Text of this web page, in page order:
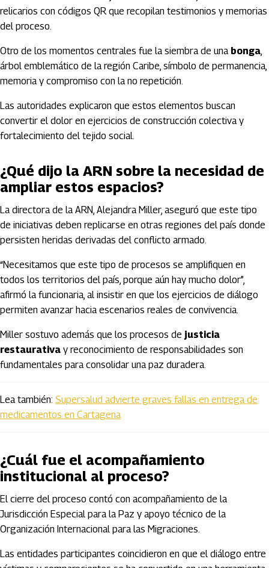
relicarios con códigos QR que recopilan testimonios y memorias
del proceso.
Otro de los momentos centrales fue la siembra de una bonga,
árbol emblemático de la región Caribe, símbolo de permanencia,
memoria y compromiso con la no repetición.
Las autoridades explicaron que estos elementos buscan
convertir el dolor en ejercicios de construcción colectiva y
fortalecimiento del tejido social.
¿Qué dijo la ARN sobre la necesidad de
ampliar estos espacios?
La directora de la ARN, Alejandra Miller, aseguró que este tipo
de iniciativas deben replicarse en otras regiones del país donde
persisten heridas derivadas del conflicto armado.
“Necesitamos que este tipo de procesos se amplifiquen en
todos los territorios del país, porque aún hay mucho dolor”,
afirmó la funcionaria, al insistir en que los ejercicios de diálogo
permiten avanzar hacia escenarios reales de convivencia.
Miller sostuvo además que los procesos de justicia
restaurativa y reconocimiento de responsabilidades son
fundamentales para consolidar una paz duradera.
Lea también: Supersalud advierte graves fallas en entrega de
medicamentos en Cartagena
¿Cuál fue el acompañamiento
institucional al proceso?
El cierre del proceso contó con acompañamiento de la
Jurisdicción Especial para la Paz y apoyo técnico de la
Organización Internacional para las Migraciones.
Las entidades participantes coincidieron en que el diálogo entre